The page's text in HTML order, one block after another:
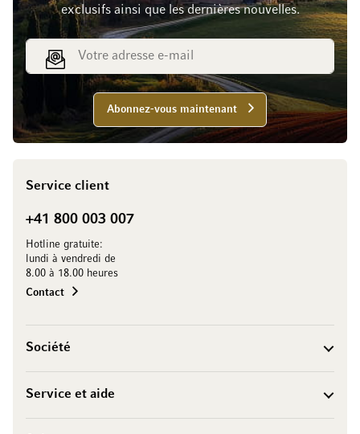
exclusifs ainsi que les dernières nouvelles.
Adresse e-mail
Abonnez-vous maintenant
Service client
+41 800 003 007
Hotline gratuite:
lundi à vendredi de
8.00 à 18.00 heures
Contact
Société
Service et aide